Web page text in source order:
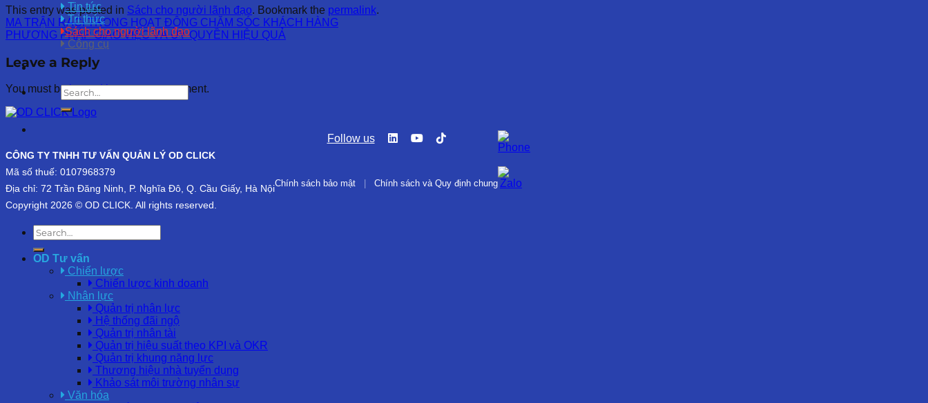
Tin tức
Tri thức
Sách cho người lãnh đạo
Công cụ
This entry was posted in Sách cho người lãnh đạo. Bookmark the permalink.
MA TRẬN RACI TRONG HOẠT ĐỘNG CHĂM SÓC KHÁCH HÀNG
PHƯƠNG PHÁP GIAO VIỆC VÀ ỦY QUYỀN HIỆU QUẢ
Leave a Reply
You must belogged into post a comment.
CÔNG TY TNHH TƯ VẤN QUẢN LÝ OD CLICK
Mã số thuế: 0107968379
Địa chỉ: 72 Trần Đăng Ninh, P. Nghĩa Đô, Q. Cầu Giấy, Hà Nội
Copyright 2026 © OD CLICK. All rights reserved.
Follow us
Chính sách bảo mật Chính sách và Quy định chung
OD Tư vấn
Chiến lược
Chiến lược kinh doanh
Nhân lực
Quản trị nhân lực
Hệ thống đãi ngộ
Quản trị nhân tài
Quản trị hiệu suất theo KPI và OKR
Quản trị khung năng lực
Thương hiệu nhà tuyển dụng
Khảo sát môi trường nhân sự
Văn hóa